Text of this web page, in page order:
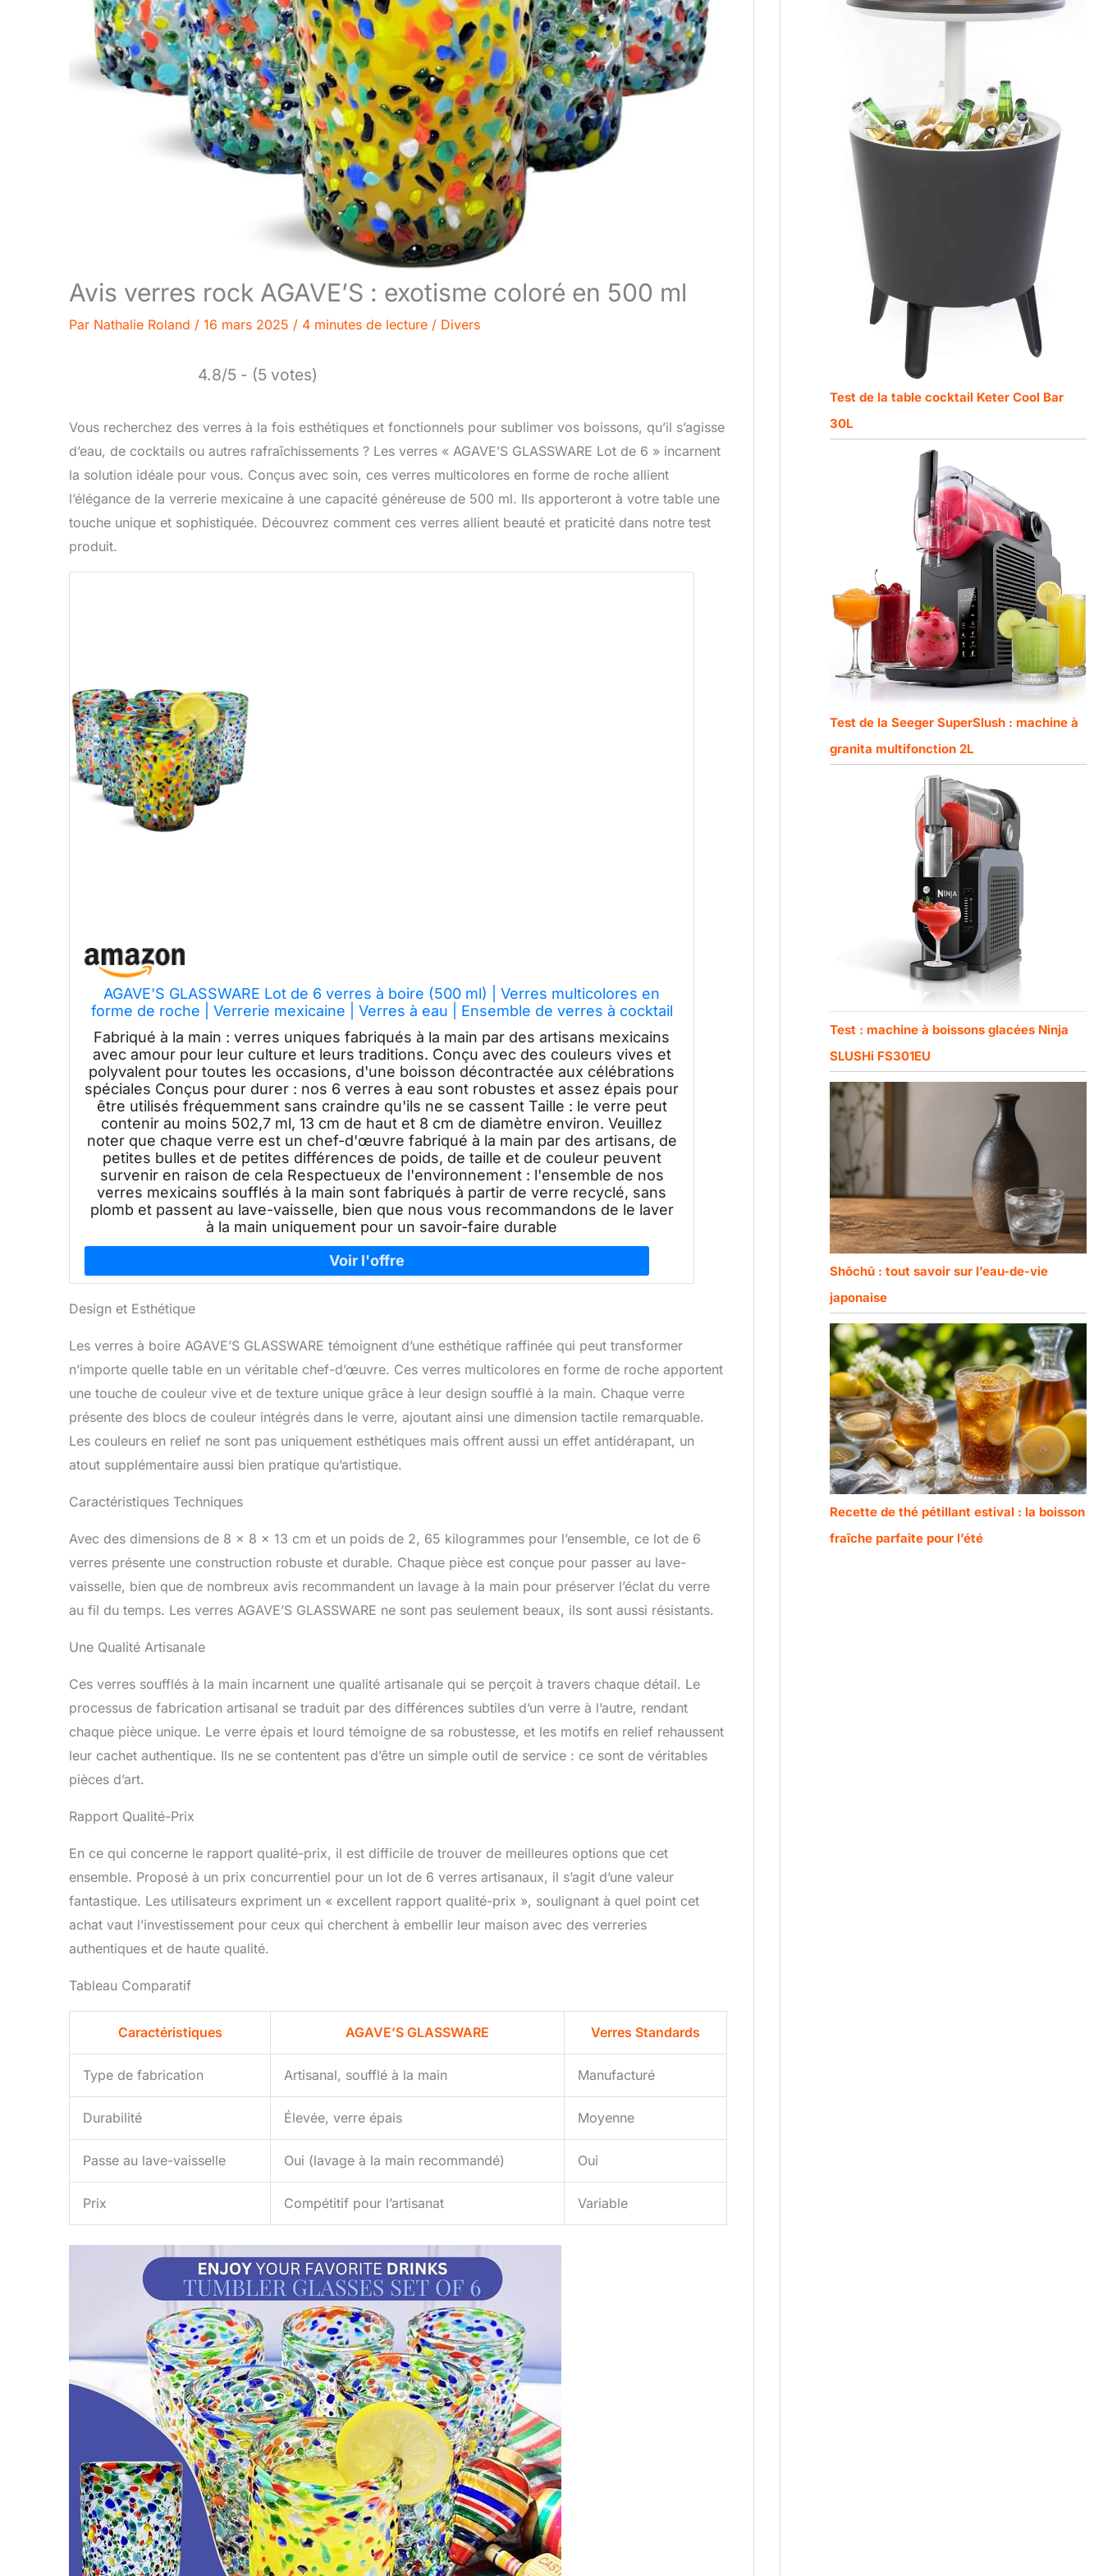
Avis verres rock AGAVE’S : exotisme coloré en 500 ml
Par Nathalie Roland / 16 mars 2025 / 4 minutes de lecture / Divers
4.8/5 - (5 votes)
Vous recherchez des verres à la fois esthétiques et fonctionnels pour sublimer vos boissons, qu’il s’agisse
d’eau, de cocktails ou autres rafraîchissements ? Les verres « AGAVE’S GLASSWARE Lot de 6 » incarnent
la solution idéale pour vous. Conçus avec soin, ces verres multicolores en forme de roche allient
l’élégance de la verrerie mexicaine à une capacité généreuse de 500 ml. Ils apporteront à votre table une
touche unique et sophistiquée. Découvrez comment ces verres allient beauté et praticité dans notre test
produit.
AGAVE'S GLASSWARE Lot de 6 verres à boire (500 ml) | Verres multicolores en
forme de roche | Verrerie mexicaine | Verres à eau | Ensemble de verres à cocktail
Vasos de Vidrio (roche multicolore, 500
Fabriqué à la main : verres uniques fabriqués à la main par des artisans mexicains
avec amour pour leur culture et leurs traditions. Conçu avec des couleurs vives et
polyvalent pour toutes les occasions, d'une boisson décontractée aux célébrations
spéciales Conçus pour durer : nos 6 verres à eau sont robustes et assez épais pour
être utilisés fréquemment sans craindre qu'ils ne se cassent Taille : le verre peut
contenir au moins 502,7 ml, 13 cm de haut et 8 cm de diamètre environ. Veuillez
noter que chaque verre est un chef-d'œuvre fabriqué à la main par des artisans, de
petites bulles et de petites différences de poids, de taille et de couleur peuvent
survenir en raison de cela Respectueux de l'environnement : l'ensemble de nos
verres mexicains soufflés à la main sont fabriqués à partir de verre recyclé, sans
plomb et passent au lave-vaisselle, bien que nous vous recommandons de le laver
à la main uniquement pour un savoir-faire durable
Design et Esthétique
Les verres à boire AGAVE’S GLASSWARE témoignent d’une esthétique raffinée qui peut transformer
n’importe quelle table en un véritable chef-d’œuvre. Ces verres multicolores en forme de roche apportent
une touche de couleur vive et de texture unique grâce à leur design soufflé à la main. Chaque verre
présente des blocs de couleur intégrés dans le verre, ajoutant ainsi une dimension tactile remarquable.
Les couleurs en relief ne sont pas uniquement esthétiques mais offrent aussi un effet antidérapant, un
atout supplémentaire aussi bien pratique qu’artistique.
Caractéristiques Techniques
Avec des dimensions de 8 x 8 x 13 cm et un poids de 2, 65 kilogrammes pour l’ensemble, ce lot de 6
verres présente une construction robuste et durable. Chaque pièce est conçue pour passer au lave-
vaisselle, bien que de nombreux avis recommandent un lavage à la main pour préserver l’éclat du verre
au fil du temps. Les verres AGAVE’S GLASSWARE ne sont pas seulement beaux, ils sont aussi résistants.
Une Qualité Artisanale
Ces verres soufflés à la main incarnent une qualité artisanale qui se perçoit à travers chaque détail. Le
processus de fabrication artisanal se traduit par des différences subtiles d’un verre à l’autre, rendant
chaque pièce unique. Le verre épais et lourd témoigne de sa robustesse, et les motifs en relief rehaussent
leur cachet authentique. Ils ne se contentent pas d’être un simple outil de service : ce sont de véritables
pièces d’art.
Rapport Qualité-Prix
En ce qui concerne le rapport qualité-prix, il est difficile de trouver de meilleures options que cet
ensemble. Proposé à un prix concurrentiel pour un lot de 6 verres artisanaux, il s’agit d’une valeur
fantastique. Les utilisateurs expriment un « excellent rapport qualité-prix », soulignant à quel point cet
achat vaut l’investissement pour ceux qui cherchent à embellir leur maison avec des verreries
authentiques et de haute qualité.
Tableau Comparatif
Caractéristiques AGAVE’S GLASSWARE Verres Standards
Type de fabrication Artisanal, soufflé à la main Manufacturé
Durabilité Élevée, verre épais Moyenne
Passe au lave-vaisselle Oui (lavage à la main recommandé) Oui
Prix Compétitif pour l’artisanat Variable
Test de la table cocktail Keter Cool Bar
30L
Test de la Seeger SuperSlush : machine à
granita multifonction 2L
Test : machine à boissons glacées Ninja
SLUSHi FS301EU
Shōchū : tout savoir sur l’eau-de-vie
japonaise
Recette de thé pétillant estival : la boisson
fraîche parfaite pour l’été